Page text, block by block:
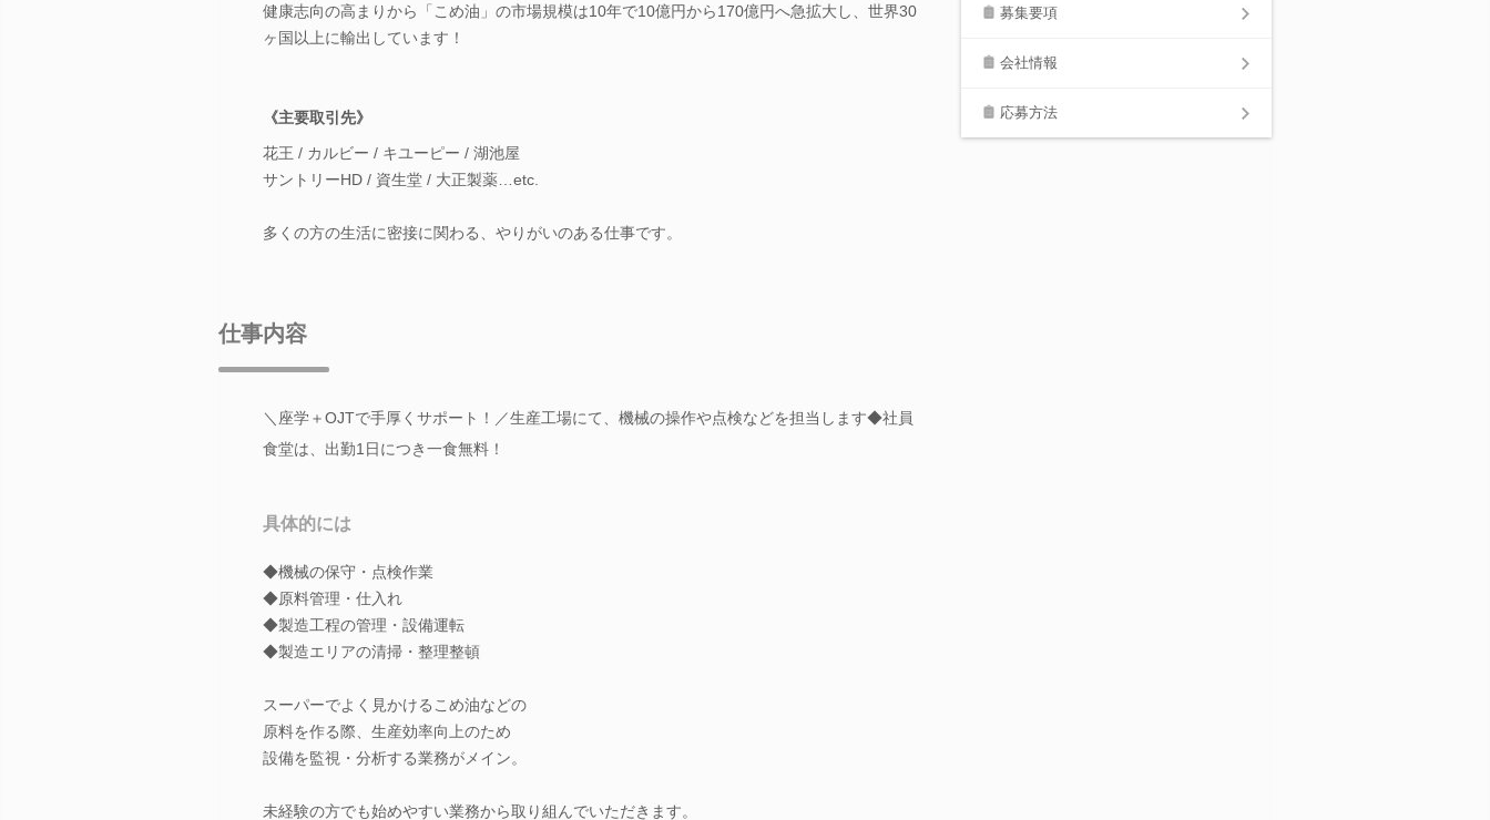
健康志向の高まりから「こめ油」の市場規模は10年で10億円から170億円へ急拡大し、世界30
ヶ国以上に輸出しています！
《主要取引先》
花王 / カルビー / キユーピー / 湖池屋
サントリーHD / 資生堂 / 大正製薬…etc.
多くの方の生活に密接に関わる、やりがいのある仕事です。
仕事内容
＼座学＋OJTで手厚くサポート！／生産工場にて、機械の操作や点検などを担当します◆社員
食堂は、出勤1日につき一食無料！
具体的には
◆機械の保守・点検作業
◆原料管理・仕入れ
◆製造工程の管理・設備運転
◆製造エリアの清掃・整理整頓
スーパーでよく見かけるこめ油などの
原料を作る際、生産効率向上のため
設備を監視・分析する業務がメイン。
未経験の方でも始めやすい業務から取り組んでいただきます。
募集要項
会社情報
応募方法